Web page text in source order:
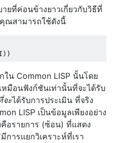
ยที่ค่อนข้างยาวเกี่ยวกับวิธีที่
ณสามารถใช้ดังนี้
))
ใน Common LISP นั้นโดย
มือนฟังก์ชันเท่านั้นที่จะได้รับ
จะได้รับการประเมิน ที่จริง
LISP เป็นข้อมูลเพียงอย่าง
คือรายการ (ซ้อน) ที่แสดง
ารแยกวิเคราะห์ที่เรา